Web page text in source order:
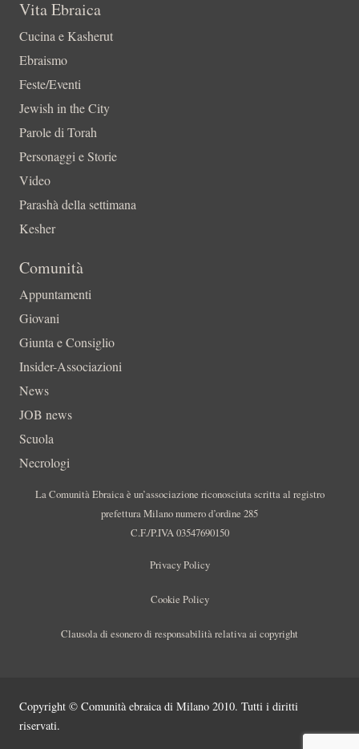
Vita Ebraica
Cucina e Kasherut
Ebraismo
Feste/Eventi
Jewish in the City
Parole di Torah
Personaggi e Storie
Video
Parashà della settimana
Kesher
Comunità
Appuntamenti
Giovani
Giunta e Consiglio
Insider-Associazioni
News
JOB news
Scuola
Necrologi
La Comunità Ebraica è un’associazione riconosciuta scritta al registro
prefettura Milano numero d’ordine 285
C.F./P.IVA 03547690150
Privacy Policy
Cookie Policy
Clausola di esonero di responsabilità relativa ai copyright
Copyright © Comunità ebraica di Milano 2010. Tutti i diritti
riservati.